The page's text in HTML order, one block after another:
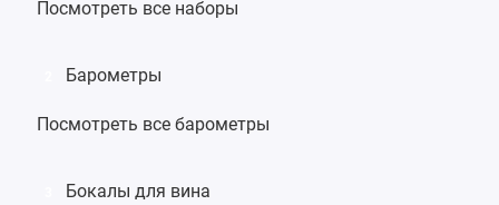
Посмотреть все наборы
Барометры
Посмотреть все барометры
Бокалы для вина